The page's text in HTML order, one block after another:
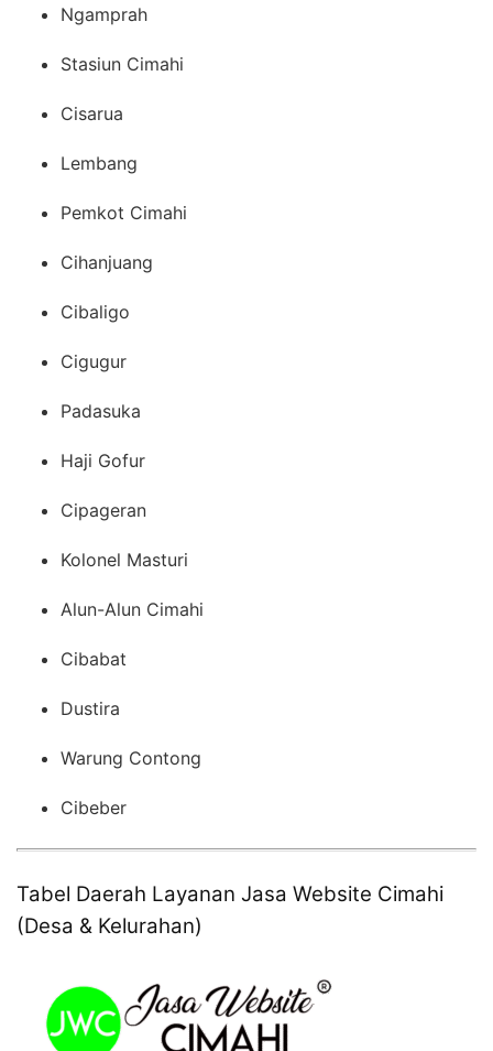
Ngamprah
Stasiun Cimahi
Cisarua
Lembang
Pemkot Cimahi
Cihanjuang
Cibaligo
Cigugur
Padasuka
Haji Gofur
Cipageran
Kolonel Masturi
Alun-Alun Cimahi
Cibabat
Dustira
Warung Contong
Cibeber
Tabel Daerah Layanan Jasa Website Cimahi
(Desa & Kelurahan)